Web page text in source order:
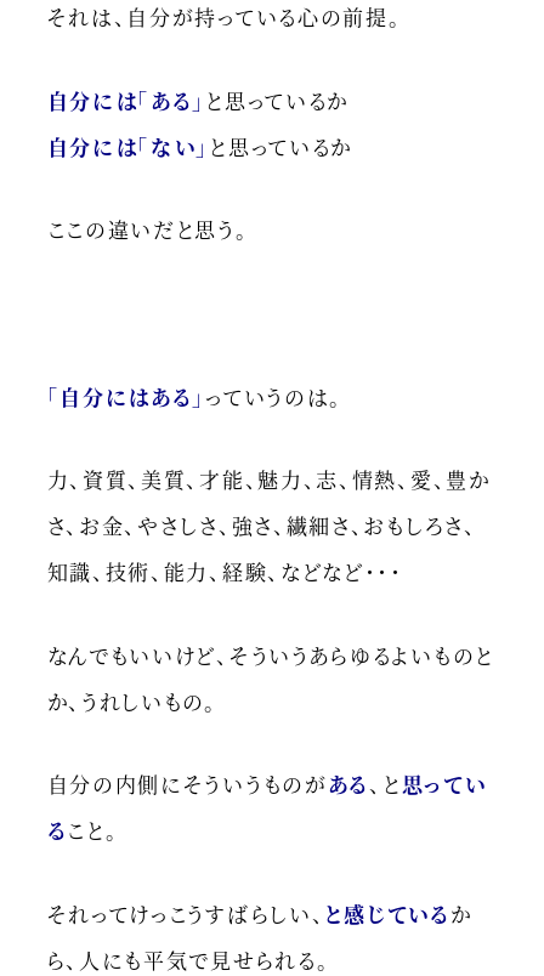
それは、自分が持っている心の前提。
自分には「ある」 と思っているか
自分には「ない」 と思っているか
ここの違いだと思う。
「自分にはある」 っていうのは。
力、資質、美質、才能、魅力、志、情熱、愛、豊か
さ、お金、やさしさ、強さ、繊細さ、おもしろさ、
知識、技術、能力、経験、などなど・・・
なんでもいいけど、そういうあらゆるよいものと
か、うれしいもの。
自分の内側にそういうものがある、と思ってい
ること。
それってけっこうすばらしい、 と感じているか
ら、人にも平気で見せられる。